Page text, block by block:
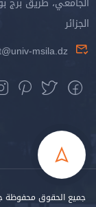
الجزائر
msila.dz
جميع الحقوق محفوظة